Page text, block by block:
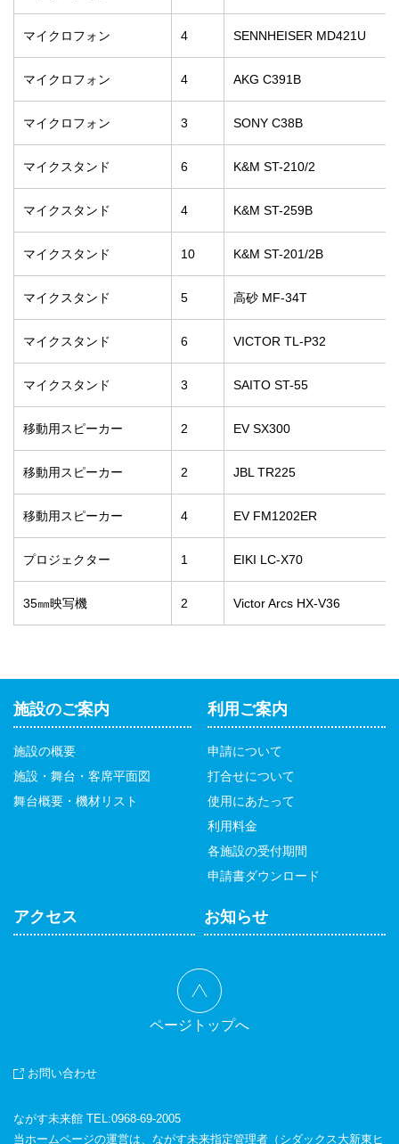
マイクロフォン 4 SENNHEISER MD421U
マイクロフォン 4 AKG C391B
マイクロフォン 3 SONY C38B
マイクスタンド 6 K&M ST-210/2
マイクスタンド 4 K&M ST-259B
マイクスタンド 10 K&M ST-201/2B
マイクスタンド 5 高砂 MF-34T
マイクスタンド 6 VICTOR TL-P32
マイクスタンド 3 SAITO ST-55
移動用スピーカー 2 EV SX300
移動用スピーカー 2 JBL TR225
移動用スピーカー 4 EV FM1202ER
プロジェクター 1 EIKI LC-X70
35㎜映写機 2 Victor Arcs HX-V36
施設のご案内
施設の概要
施設・舞台・客席平面図
舞台概要・機材リスト
利用ご案内
申請について
打合せについて
使用にあたって
利用料金
各施設の受付期間
申請書ダウンロード
アクセス お知らせ
ページトップへ
お問い合わせ
ながす未来館 TEL:0968-69-2005
当ホームページの運営は、ながす未来指定管理者（シダックス大新東ヒ